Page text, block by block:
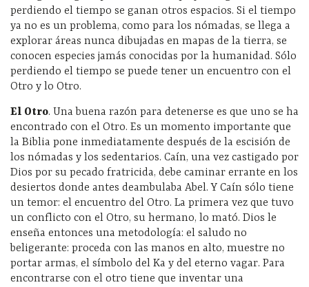
perdiendo el tiempo se ganan otros espacios. Si el tiempo
ya no es un problema, como para los nómadas, se llega a
explorar áreas nunca dibujadas en mapas de la tierra, se
conocen especies jamás conocidas por la humanidad. Sólo
perdiendo el tiempo se puede tener un encuentro con el
Otro y lo Otro.
El Otro. Una buena razón para detenerse es que uno se ha
encontrado con el Otro. Es un momento importante que
la Biblia pone inmediatamente después de la escisión de
los nómadas y los sedentarios. Caín, una vez castigado por
Dios por su pecado fratricida, debe caminar errante en los
desiertos donde antes deambulaba Abel. Y Caín sólo tiene
un temor: el encuentro del Otro. La primera vez que tuvo
un conflicto con el Otro, su hermano, lo mató. Dios le
enseña entonces una metodología: el saludo no
beligerante: proceda con las manos en alto, muestre no
portar armas, el símbolo del Ka y del eterno vagar. Para
encontrarse con el otro tiene que inventar una